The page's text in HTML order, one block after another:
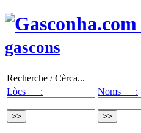
gascons
Recherche / Cèrca...
Lòcs :
Noms :